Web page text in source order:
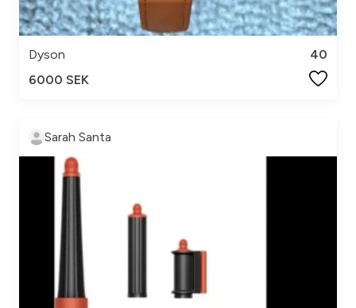
Dyson
40
6000 SEK
Sarah Santa